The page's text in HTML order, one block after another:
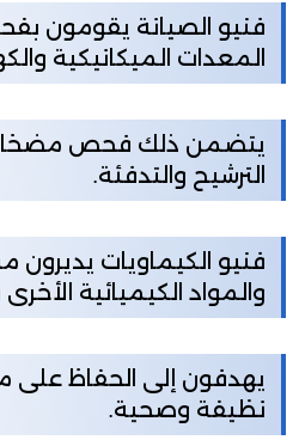
فنيو الصيانة يقومون
المعدات الميكانيكية
يتضمن ذلك فحص مضخات
الترشيح والتدفئة.
فنيو الكيماويات يديرون
والمواد الكيميائية
يهدفون إلى الحفاظ على
نظيفة وصحية.